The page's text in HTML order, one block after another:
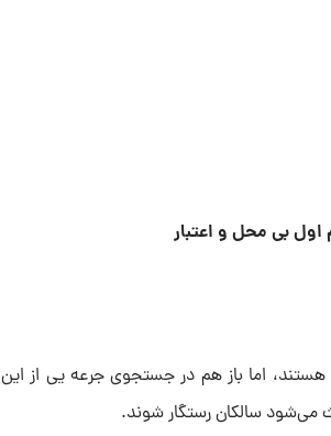
بی محل و اعتبار
اما باز هم در جستجوی جرعه یی از این
سالکان رستگار شوند.